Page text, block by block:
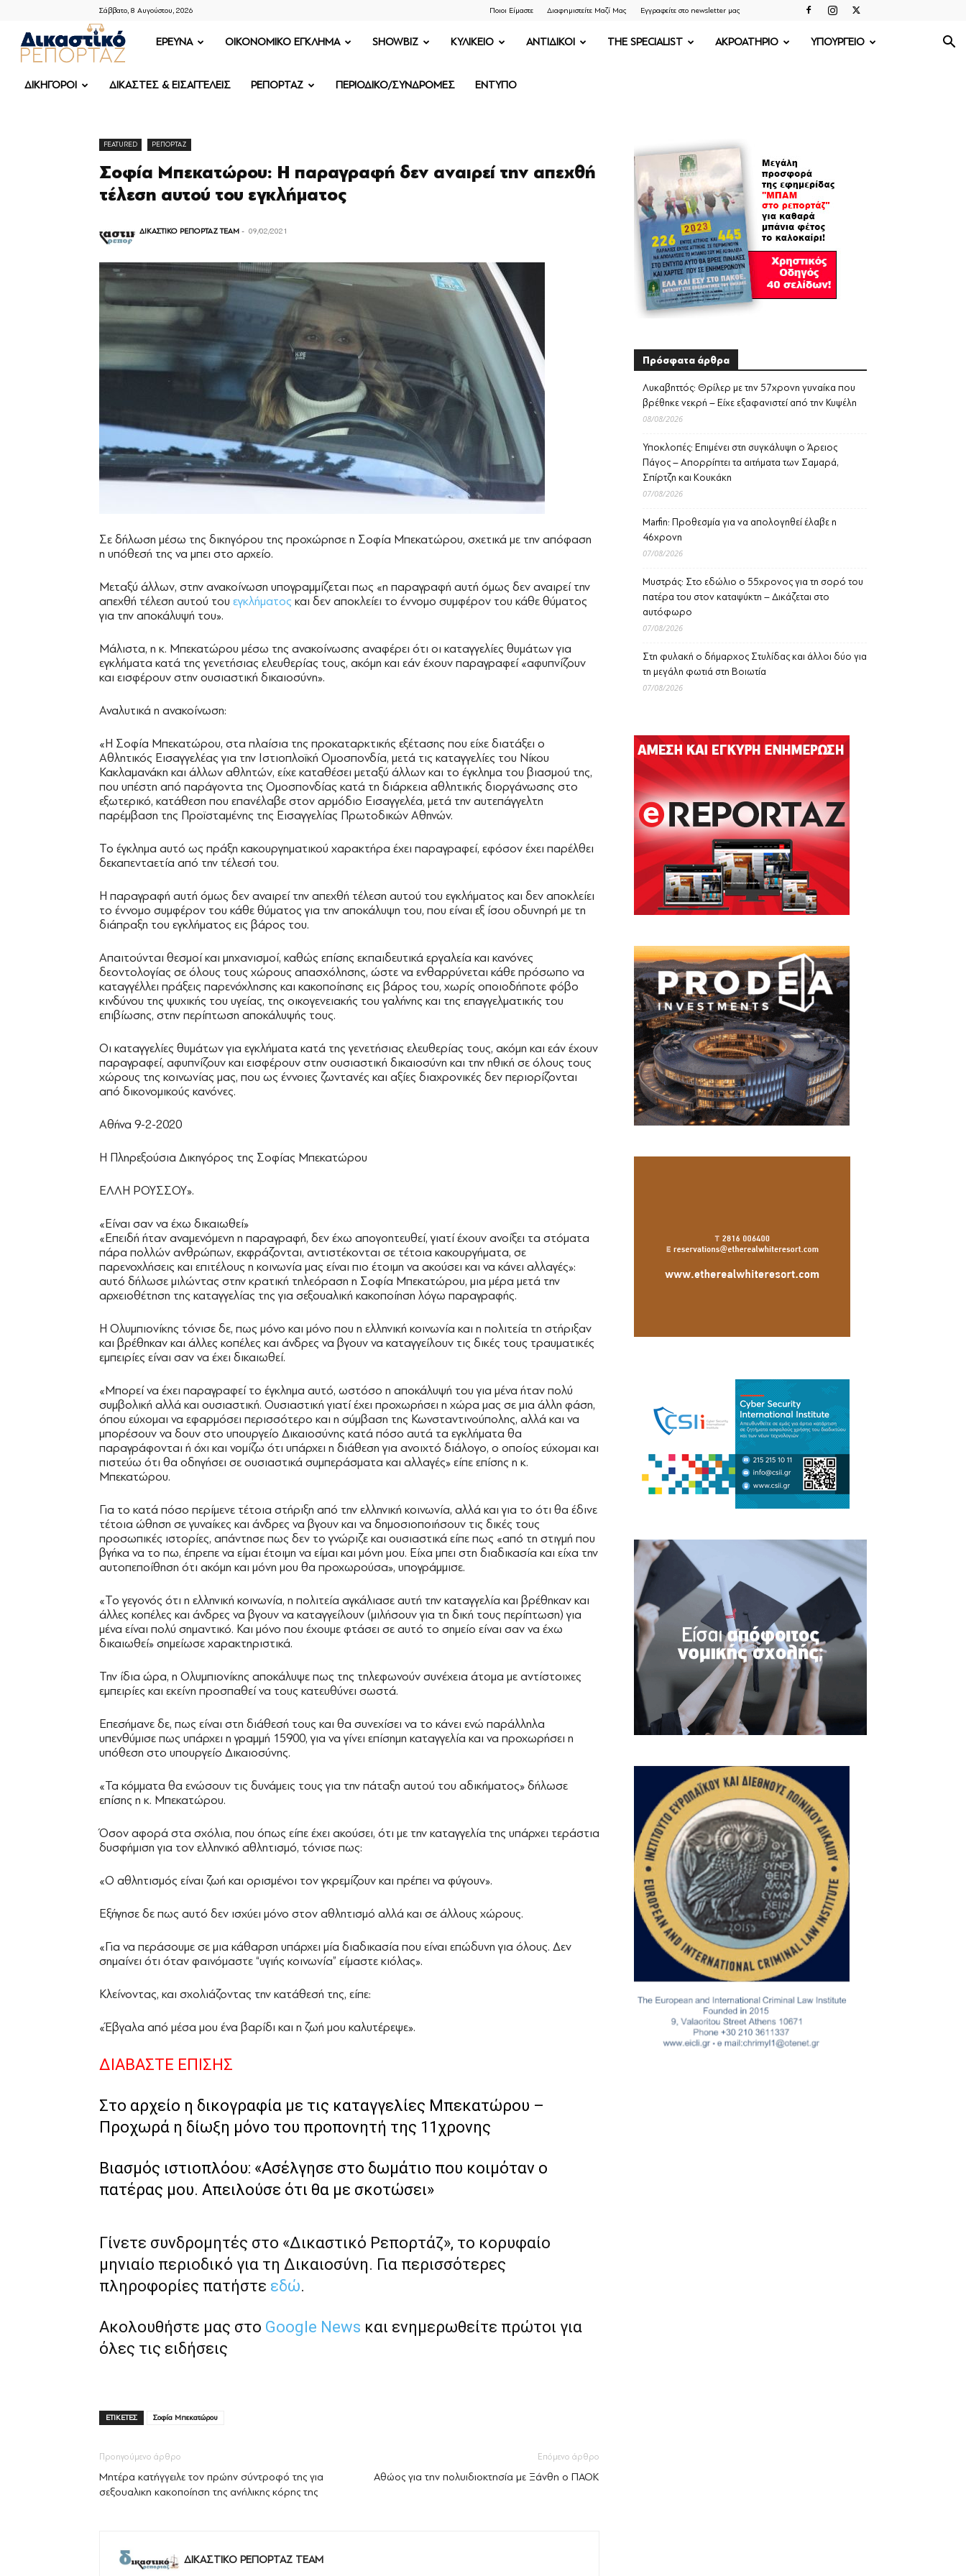
Σάββατο, 8 Αυγούστου, 2026 Ποιοι Είμαστε Διαφημιστείτε Μαζί Μας Εγγραφείτε στο newsletter μας
ΔΙΚΑΣΤΙΚΟ
ΡΕΠΟΡΤΑΖ
ΕΡΕΥΝΑ OIKONOMIKO ΕΓΚΛΗΜΑ SHOWBIZ ΚΥΛΙΚΕΙΟ ΑΝΤΙΔΙΚΟΙ THE SPECIALIST ΑΚΡΟΑΤΗΡΙΟ ΥΠΟΥΡΓΕΙΟ
ΔΙΚΗΓΟΡΟΙ ΔΙΚΑΣΤΕΣ & ΕΙΣΑΓΓΕΛΕΙΣ ΡΕΠΟΡΤΑΖ ΠΕΡΙΟΔΙΚΟ/ΣΥΝΔΡΟΜΕΣ ΕΝΤΥΠΟ
FEATURED ΡΕΠΟΡΤΑΖ
Σοφία Μπεκατώρου: H παραγραφή δεν αναιρεί την απεχθή
τέλεση αυτού του εγκλήματος
ΔΙΚΑΣΤΙΚΟ ΡΕΠΟΡΤΑΖ TEAM - 09/02/2021
Σε δήλωση μέσω της δικηγόρου της προχώρησε η Σοφία Μπεκατώρου, σχετικά με την απόφαση
η υπόθεσή της να μπει στο αρχείο.
Μεταξύ άλλων, στην ανακοίνωση υπογραμμίζεται πως «η παραγραφή αυτή όμως δεν αναιρεί την
απεχθή τέλεση αυτού του εγκλήματος και δεν αποκλείει το έννομο συμφέρον του κάθε θύματος
για την αποκάλυψή του».
Μάλιστα, η κ. Μπεκατώρου μέσω της ανακοίνωσης αναφέρει ότι οι καταγγελίες θυμάτων για
εγκλήματα κατά της γενετήσιας ελευθερίας τους, ακόμη και εάν έχουν παραγραφεί «αφυπνίζουν
και εισφέρουν στην ουσιαστική δικαιοσύνη».
Αναλυτικά η ανακοίνωση:
«Η Σοφία Μπεκατώρου, στα πλαίσια της προκαταρκτικής εξέτασης που είχε διατάξει ο
Αθλητικός Εισαγγελέας για την Ιστιοπλοϊκή Ομοσπονδία, μετά τις καταγγελίες του Νίκου
Κακλαμανάκη και άλλων αθλητών, είχε καταθέσει μεταξύ άλλων και το έγκλημα του βιασμού της,
που υπέστη από παράγοντα της Ομοσπονδίας κατά τη διάρκεια αθλητικής διοργάνωσης στο
εξωτερικό, κατάθεση που επανέλαβε στον αρμόδιο Εισαγγελέα, μετά την αυτεπάγγελτη
παρέμβαση της Προϊσταμένης της Εισαγγελίας Πρωτοδικών Αθηνών.
Το έγκλημα αυτό ως πράξη κακουργηματικού χαρακτήρα έχει παραγραφεί, εφόσον έχει παρέλθει
δεκαπενταετία από την τέλεσή του.
Η παραγραφή αυτή όμως δεν αναιρεί την απεχθή τέλεση αυτού του εγκλήματος και δεν αποκλείει
το έννομο συμφέρον του κάθε θύματος για την αποκάλυψη του, που είναι εξ ίσου οδυνηρή με τη
διάπραξη του εγκλήματος εις βάρος του.
Απαιτούνται θεσμοί και μηχανισμοί, καθώς επίσης εκπαιδευτικά εργαλεία και κανόνες
δεοντολογίας σε όλους τους χώρους απασχόλησης, ώστε να ενθαρρύνεται κάθε πρόσωπο να
καταγγέλλει πράξεις παρενόχλησης και κακοποίησης εις βάρος του, χωρίς οποιοδήποτε φόβο
κινδύνου της ψυχικής του υγείας, της οικογενειακής του γαλήνης και της επαγγελματικής του
επιβίωσης, στην περίπτωση αποκάλυψής τους.
Οι καταγγελίες θυμάτων για εγκλήματα κατά της γενετήσιας ελευθερίας τους, ακόμη και εάν έχουν
παραγραφεί, αφυπνίζουν και εισφέρουν στην ουσιαστική δικαιοσύνη και την ηθική σε όλους τους
χώρους της κοινωνίας μας, που ως έννοιες ζωντανές και αξίες διαχρονικές δεν περιορίζονται
από δικονομικούς κανόνες.
Αθήνα 9-2-2020
Η Πληρεξούσια Δικηγόρος της Σοφίας Μπεκατώρου
ΕΛΛΗ ΡΟΥΣΣΟΥ».
«Είναι σαν να έχω δικαιωθεί»
«Επειδή ήταν αναμενόμενη η παραγραφή, δεν έχω απογοητευθεί, γιατί έχουν ανοίξει τα στόματα
πάρα πολλών ανθρώπων, εκφράζονται, αντιστέκονται σε τέτοια κακουργήματα, σε
παρενοχλήσεις και επιτέλους η κοινωνία μας είναι πιο έτοιμη να ακούσει και να κάνει αλλαγές»:
αυτό δήλωσε μιλώντας στην κρατική τηλεόραση η Σοφία Μπεκατώρου, μια μέρα μετά την
αρχειοθέτηση της καταγγελίας της για σεξουαλική κακοποίηση λόγω παραγραφής.
Η Ολυμπιονίκης τόνισε δε, πως μόνο και μόνο που η ελληνική κοινωνία και η πολιτεία τη στήριξαν
και βρέθηκαν και άλλες κοπέλες και άνδρες να βγουν να καταγγείλουν τις δικές τους τραυματικές
εμπειρίες είναι σαν να έχει δικαιωθεί.
«Μπορεί να έχει παραγραφεί το έγκλημα αυτό, ωστόσο η αποκάλυψή του για μένα ήταν πολύ
συμβολική αλλά και ουσιαστική. Ουσιαστική γιατί έχει προχωρήσει η χώρα μας σε μια άλλη φάση,
όπου εύχομαι να εφαρμόσει περισσότερο και η σύμβαση της Κωνσταντινούπολης, αλλά και να
μπορέσουν να δουν στο υπουργείο Δικαιοσύνης κατά πόσο αυτά τα εγκλήματα θα
παραγράφονται ή όχι και νομίζω ότι υπάρχει η διάθεση για ανοιχτό διάλογο, ο οποίος εύχομαι και
πιστεύω ότι θα οδηγήσει σε ουσιαστικά συμπεράσματα και αλλαγές» είπε επίσης η κ.
Μπεκατώρου.
Για το κατά πόσο περίμενε τέτοια στήριξη από την ελληνική κοινωνία, αλλά και για το ότι θα έδινε
τέτοια ώθηση σε γυναίκες και άνδρες να βγουν και να δημοσιοποιήσουν τις δικές τους
προσωπικές ιστορίες, απάντησε πως δεν το γνώριζε και ουσιαστικά είπε πως «από τη στιγμή που
βγήκα να το πω, έπρεπε να είμαι έτοιμη να είμαι και μόνη μου. Είχα μπει στη διαδικασία και είχα την
αυτοπεποίθηση ότι ακόμη και μόνη μου θα προχωρούσα», υπογράμμισε.
«Το γεγονός ότι η ελληνική κοινωνία, η πολιτεία αγκάλιασε αυτή την καταγγελία και βρέθηκαν και
άλλες κοπέλες και άνδρες να βγουν να καταγγείλουν (μιλήσουν για τη δική τους περίπτωση) για
μένα είναι πολύ σημαντικό. Και μόνο που έχουμε φτάσει σε αυτό το σημείο είναι σαν να έχω
δικαιωθεί» σημείωσε χαρακτηριστικά.
Την ίδια ώρα, η Ολυμπιονίκης αποκάλυψε πως της τηλεφωνούν συνέχεια άτομα με αντίστοιχες
εμπειρίες και εκείνη προσπαθεί να τους κατευθύνει σωστά.
Επεσήμανε δε, πως είναι στη διάθεσή τους και θα συνεχίσει να το κάνει ενώ παράλληλα
υπενθύμισε πως υπάρχει η γραμμή 15900, για να γίνει επίσημη καταγγελία και να προχωρήσει η
υπόθεση στο υπουργείο Δικαιοσύνης.
«Τα κόμματα θα ενώσουν τις δυνάμεις τους για την πάταξη αυτού του αδικήματος» δήλωσε
επίσης η κ. Μπεκατώρου.
Όσον αφορά στα σχόλια, που όπως είπε έχει ακούσει, ότι με την καταγγελία της υπάρχει τεράστια
δυσφήμιση για τον ελληνικό αθλητισμό, τόνισε πως:
«Ο αθλητισμός είναι ζωή και ορισμένοι τον γκρεμίζουν και πρέπει να φύγουν».
Εξήγησε δε πως αυτό δεν ισχύει μόνο στον αθλητισμό αλλά και σε άλλους χώρους.
«Για να περάσουμε σε μια κάθαρση υπάρχει μία διαδικασία που είναι επώδυνη για όλους. Δεν
σημαίνει ότι όταν φαινόμαστε “υγιής κοινωνία” είμαστε κιόλας».
Κλείνοντας, και σχολιάζοντας την κατάθεσή της, είπε:
«Έβγαλα από μέσα μου ένα βαρίδι και η ζωή μου καλυτέρεψε».
ΔΙΑΒΑΣΤΕ ΕΠΙΣΗΣ
Στο αρχείο η δικογραφία με τις καταγγελίες Μπεκατώρου –
Προχωρά η δίωξη μόνο του προπονητή της 11χρονης
Βιασμός ιστιοπλόου: «Ασέλγησε στο δωμάτιο που κοιμόταν ο
πατέρας μου. Απειλούσε ότι θα με σκοτώσει»
Γίνετε συνδρομητές στο «Δικαστικό Ρεπορτάζ», το κορυφαίο
μηνιαίο περιοδικό για τη Δικαιοσύνη. Για περισσότερες
πληροφορίες πατήστε εδώ.
Ακολουθήστε μας στο Google News και ενημερωθείτε πρώτοι για
όλες τις ειδήσεις
ΕΤΙΚΕΤΕΣ Σοφία Μπεκατώρου
Προηγούμενο άρθρο
Μητέρα κατήγγειλε τον πρώην σύντροφό της για
σεξουαλικη κακοποίηση της ανήλικης κόρης της
Επόμενο άρθρο
Αθώος για την πολυιδιοκτησία με Ξάνθη ο ΠΑΟΚ
ΔΙΚΑΣΤΙΚΟ ΡΕΠΟΡΤΑΖ TEAM
Πρόσφατα άρθρα
Λυκαβηττός: Θρίλερ με την 57χρονη γυναίκα που
βρέθηκε νεκρή – Είχε εξαφανιστεί από την Κυψέλη
08/08/2026
Υποκλοπές: Επιμένει στη συγκάλυψη ο Άρειος
Πάγος – Απορρίπτει τα αιτήματα των Σαμαρά,
Σπίρτζη και Κουκάκη
07/08/2026
Marfin: Προθεσμία για να απολογηθεί έλαβε η
46χρονη
07/08/2026
Μυστράς: Στο εδώλιο ο 55χρονος για τη σορό του
πατέρα του στον καταψύκτη – Δικάζεται στο
αυτόφωρο
07/08/2026
Στη φυλακή ο δήμαρχος Στυλίδας και άλλοι δύο για
τη μεγάλη φωτιά στη Βοιωτία
07/08/2026